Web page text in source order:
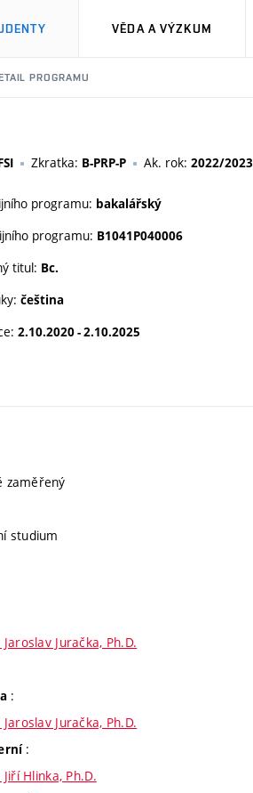
VĚDA A VÝZKUM
PROGRAMU
Zkratka: B-PRP-P Ak. rok: 2022/2023
programu: bakalářský
programu: B1041P040006
titul: Bc.
čeština
2.10.2020 - 2.10.2025
zaměřený
studium
Juračka, Ph.D.
:
Juračka, Ph.D.
:
Hlinka, Ph.D.